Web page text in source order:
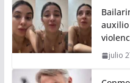
julio